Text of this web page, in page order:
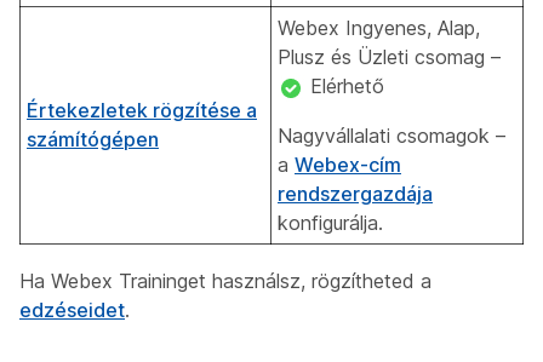
Értekezletek rögzítése a
számítógépen
Webex Ingyenes, Alap,
Plusz és Üzleti csomag –
Elérhető
Nagyvállalati csomagok –
a Webex-cím
rendszergazdája
konfigurálja.
Ha Webex Traininget használsz, rögzítheted a
edzéseidet.